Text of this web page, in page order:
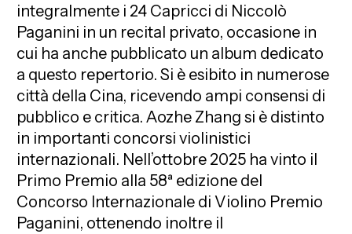
integralmente i 24 Capricci di Niccolò
Paganini in un recital privato, occasione in
cui ha anche pubblicato un album dedicato
a questo repertorio. Si è esibito in numerose
città della Cina, ricevendo ampi consensi di
pubblico e critica. Aozhe Zhang si è distinto
in importanti concorsi violinistici
internazionali. Nell’ottobre 2025 ha vinto il
Primo Premio alla 58ª edizione del
Concorso Internazionale di Violino Premio
Paganini, ottenendo inoltre il